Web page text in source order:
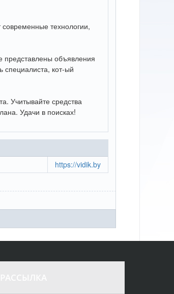
технологии,
представлены объявления
специалиста, кот-ый
Учитывайте средства
Удачи в поисках!
https://vidik.by